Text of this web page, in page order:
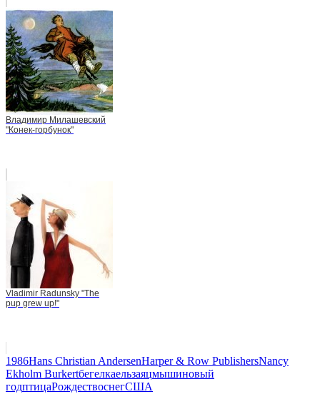
Владимир Милашевский
"Конек-горбунок"
Vladimir Radunsky "The
pup grew up!"
1986Hans Christian AndersenHarper & Row PublishersNancy
Ekholm Burkertбегелкаельзаяцмышиновый
годптицаРождествоснегСША